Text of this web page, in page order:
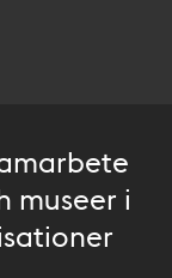
museer i